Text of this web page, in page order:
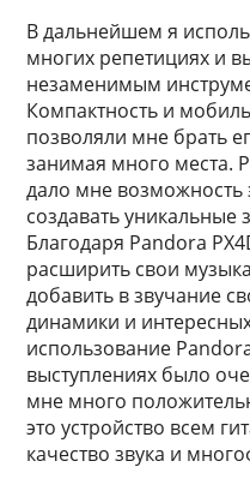
В дальнейшем я
многих репетициях и
незаменимым
Компактность и
позволяли мне брать
занимая много места.
дало мне возможность
создавать уникальные
Благодаря Pandora
расширить свои
добавить в звучание
динамики и
использование
выступлениях было
мне много
это устройство всем
качество звука и